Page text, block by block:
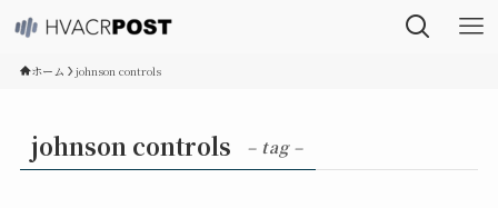
ホーム johnson controls
johnson controls – tag –